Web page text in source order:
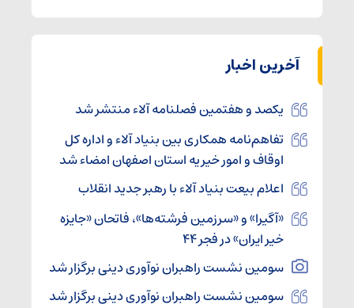
آخرین اخبار
یکصد و هفتمین فصلنامه آلاء منتشر شد
تفاهم‌نامه همکاری بین بنیاد آلاء و اداره کل
اوقاف و امور خیریه استان اصفهان امضاء شد
اعلام بیعت بنیاد آلاء با رهبر جدید انقلاب
«آگیرا» و «سرزمین فرشته‌ها»، فاتحان «جایزه
خیر ایران» در فجر ۴۴
سومین نشست راهبران نوآوری دینی برگزار شد
سومین نشست راهبران نوآوری دینی برگزار شد